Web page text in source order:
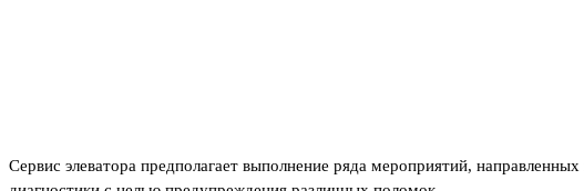
Сервис элеватора предполагает выполнение ряда мероприятий,